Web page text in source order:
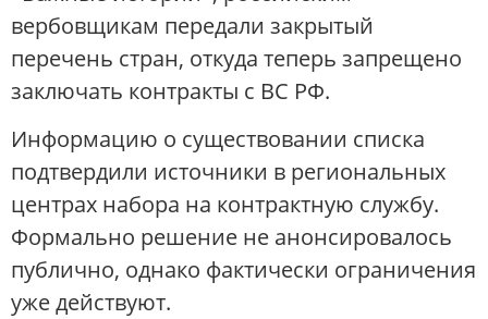
вербовщикам передали закрытый
перечень стран, откуда теперь запрещено
заключать контракты с ВС РФ.
Информацию о существовании списка
подтвердили источники в региональных
центрах набора на контрактную службу.
Формально решение не анонсировалось
публично, однако фактически ограничения
уже действуют.